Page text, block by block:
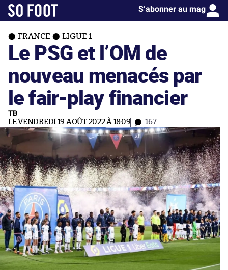
S’abonner au mag
FRANCE LIGUE 1
Le PSG et l’OM de
nouveau menacés par
le fair-play financier
TB
LE VENDREDI 19 AOÛT 2022 À 18:09 167